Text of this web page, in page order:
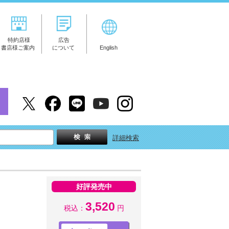
特約店様
書店様ご案内
広告
について
English
詳細検索
好評発売中
税込： 3,520 円